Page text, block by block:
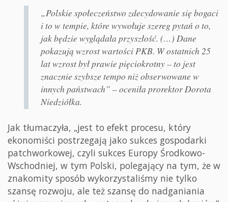
„Polskie społeczeństwo zdecydowanie się bogaci
i to w tempie, które wywołuje szereg pytań o to,
jak będzie wyglądała przyszłość. (…) Dane
pokazują wzrost wartości PKB. W ostatnich 25
lat wzrost był prawie pięciokrotny – to jest
znacznie szybsze tempo niż obserwowane w
innych państwach” – oceniła prorektor Dorota
Niedziółka.
Jak tłumaczyła, „jest to efekt procesu, który
ekonomiści postrzegają jako sukces gospodarki
patchworkowej, czyli sukces Europy Środkowo-
Wschodniej, w tym Polski, polegający na tym, że w
znakomity sposób wykorzystaliśmy nie tylko
szansę rozwoju, ale też szansę do nadganiania